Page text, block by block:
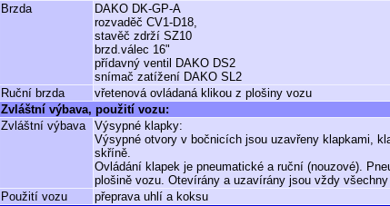
Brzda
DAKO DK-GP-A
rozvaděč CV1-D18,
stavěč zdrží SZ10
brzd.válec 16"
přídavný ventil DAKO DS2
snímač zatížení DAKO SL2
Ruční brzda
vřetenová ovládaná klikou z plošiny vozu
Zvláštní výbava, použití vozu:
Zvláštní výbava
Výsypné klapky:
Výsypné otvory v bočnicích jsou uzavřeny klapkami,
skříně.
Ovládání klapek je pneumatické a ruční (nouzové).
plošině vozu. Otevírány a uzavírány jsou vždy
Použití vozu
přeprava uhlí a koksu